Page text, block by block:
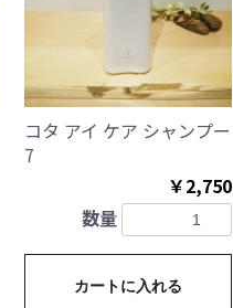
コタ アイ ケア シャンプー
7
￥2,750
数量
カートに入れる